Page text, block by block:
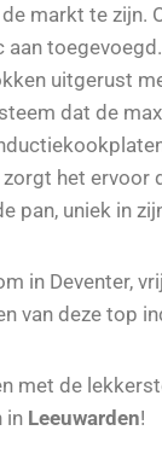
markt te zijn.
uitgerust
dat de
het ervoor
pan, uniek in
in Deventer,
van deze top
met de
in Leeuwarden!